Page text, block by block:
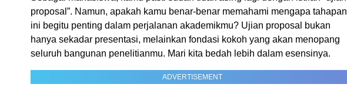
proposal”. Namun, apakah kamu benar-benar memahami mengapa tahapan
ini begitu penting dalam perjalanan akademikmu? Ujian proposal bukan
hanya sekadar presentasi, melainkan fondasi kokoh yang akan menopang
seluruh bangunan penelitianmu. Mari kita bedah lebih dalam esensinya.
ADVERTISEMENT